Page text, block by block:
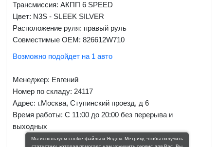
Трансмиссия: AКПП 6 SPEED
Цвет: N3S - SLEEK SILVER
Расположение руля: правый руль
Совместимые OEM: 826612W710
Возможно подойдет на 1 авто
Менеджер: Евгений
Номер по складу: 24117
Адрес: г.Москва, Ступинский проезд, д 6
Время работы: С 11:00 до 20:00 без перерыва и
выходных
Мы используем cookie-файлы и Яндекс Метрику, чтобы получить